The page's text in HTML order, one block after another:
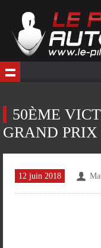
50ÈME
GRAND
12 juin 2018